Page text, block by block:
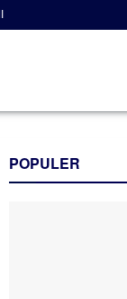
POPULER